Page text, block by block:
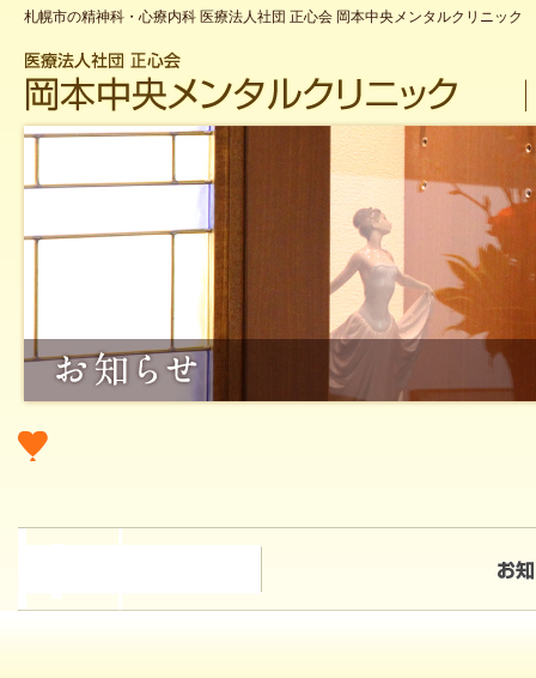
札幌市の精神科・心療内科 医療法人社団 正心会 岡本中央メンタルクリニック